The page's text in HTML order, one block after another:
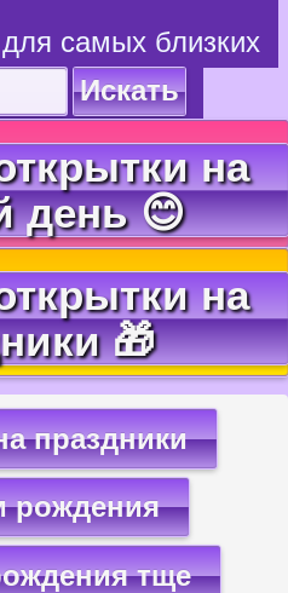
самых близких
Искать
на
день 😊
на
🎁
праздники
рождения
тще